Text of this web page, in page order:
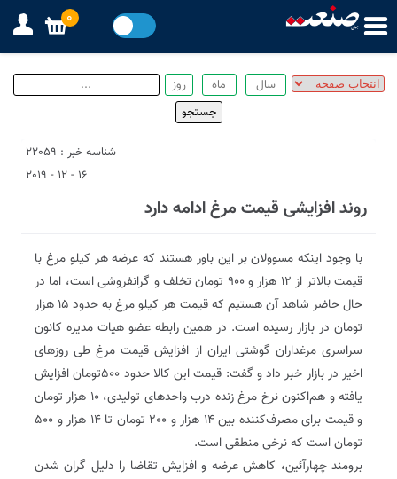
شناسه خبر : 22059
16 - 12 - 2019
روند افزایشی قیمت مرغ ادامه دارد
با وجود اینکه مسوولان بر این باور هستند که عرضه هر کیلو مرغ با
قیمت بالاتر از ۱۲ هزار و ۹۰۰ تومان تخلف و گرانفروشی است، اما در
حال حاضر شاهد آن هستیم که قیمت هر کیلو مرغ به حدود ۱۵ هزار
تومان در بازار رسیده است. در همین رابطه عضو هیات مدیره کانون
سراسری مرغداران گوشتی ایران از افزایش قیمت مرغ طی روزهای
اخیر در بازار خبر داد و گفت: قیمت این کالا حدود ۵٠٠تومان افزایش
یافته و هم‌اکنون نرخ مرغ زنده درب واحدهای تولیدی، ١٠ هزار تومان
و قیمت برای مصرف‌کننده بین ۱۴ هزار و ٢٠٠ تومان تا ۱۴ هزار و ۵۰۰
تومان است که نرخی منطقی است.
برومند چهارآئین، کاهش عرضه و افزایش تقاضا را دلیل گران شدن
0